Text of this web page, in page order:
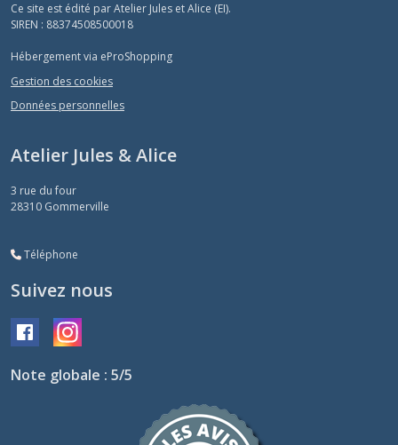
Ce site est édité par Atelier Jules et Alice (EI).
SIREN : 88374508500018
Hébergement via eProShopping
Gestion des cookies
Données personnelles
Atelier Jules & Alice
3 rue du four
28310 Gommerville
Téléphone
Suivez nous
Note globale : 5/5